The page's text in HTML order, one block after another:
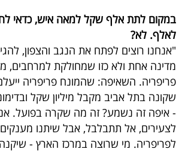
במקום לתת אלף שקל למאה איש, כדאי
לאלף. לא?
"אנחנו רוצים לפתח את הנגב והצפון,
מדינה אחת ולא כזו שמחולקת למרחבים,
פריפריה. השאיפה: שהמונח פריפריה
- איפה זה נשמע? זה מה שקרה בפועל.
לצעירים, אל תתבלבל, אבל שיתנו
לפריפריה. מי שרוצה במרכז הארץ -